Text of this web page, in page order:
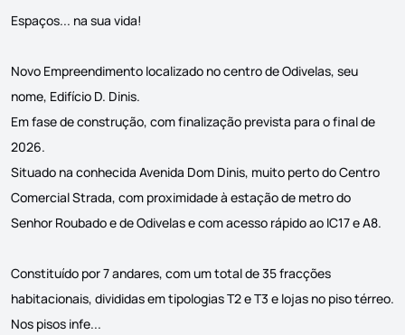
Espaços... na sua vida!
Novo Empreendimento localizado no centro de Odivelas, seu
nome, Edifício D. Dinis.
Em fase de construção, com finalização prevista para o final de
2026.
Situado na conhecida Avenida Dom Dinis, muito perto do Centro
Comercial Strada, com proximidade à estação de metro do
Senhor Roubado e de Odivelas e com acesso rápido ao IC17 e A8.
Constituído por 7 andares, com um total de 35 fracções
habitacionais, divididas em tipologias T2 e T3 e lojas no piso térreo.
Nos pisos infe...